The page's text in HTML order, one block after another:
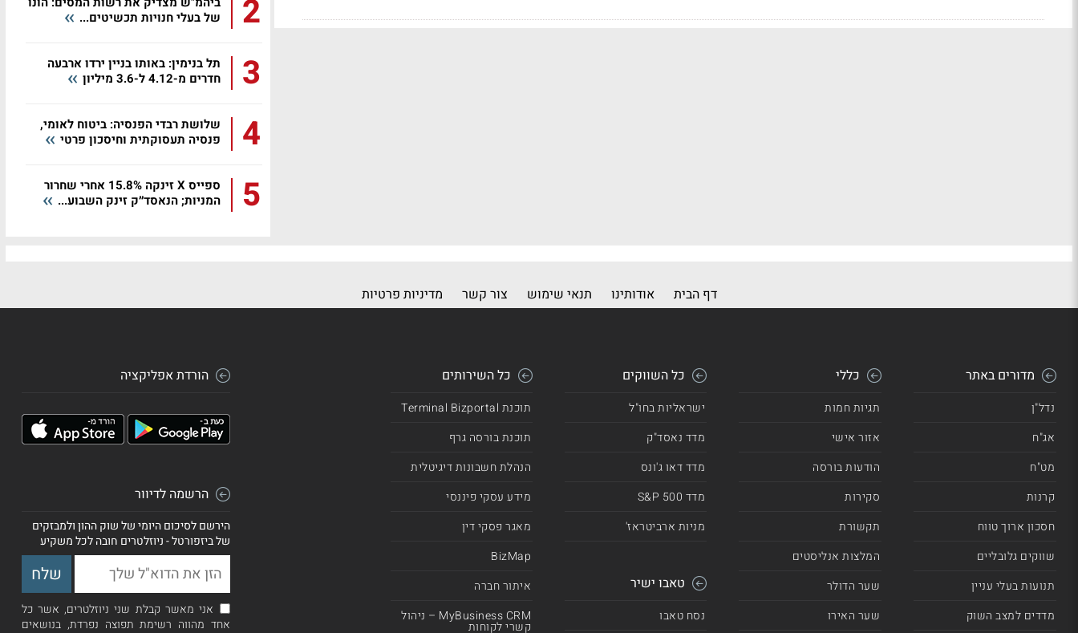
2
של בעלי חנויות תכשיטים...
3
תל בנימין: באותו בניין ירדו ארבעה
חדרים מ-4.12 ל-3.6 מיליון
4
שלושת רבדי הפנסיה: ביטוח לאומי,
פנסיה תעסוקתית וחיסכון פרטי
5
ספייס X זינקה 15.8% אחרי שחרור
המניות; הנאסד״ק זינק השבוע...
דף הבית אודותינו תנאי שימוש צור קשר מדיניות פרטיות
מדורים באתר
נדל"ן
אג"ח
מט"ח
קרנות
חסכון ארוך טווח
שווקים גלובליים
תנועות בעלי עניין
מדדים למצב השוק
כללי
תגיות חמות
אזור אישי
הודעות בורסה
סקירות
תקשורת
המלצות אנליסטים
שער הדולר
שער האירו
כל השווקים
ישראליות בחו"ל
מדד נאסד"ק
מדד דאו ג'ונס
מדד 500 S&P
מניות ארביטראז'
טאבו ישיר
נסח טאבו
כל השירותים
תוכנת Terminal Bizportal
תוכנת בורסה גרף
הנהלת חשבונות דיגיטלית
מידע עסקי פיננסי
מאגר פסקי דין
BizMap
איתור חברה
MyBusiness CRM – ניהול
קשרי לקוחות
הורדת אפליקציה
הרשמה לדיוור
הירשם לסיכום היומי של שוק ההון ולמבזקים
של ביזפורטל - ניוזלטרים חובה לכל משקיע
אני מאשר קבלת שני ניוזלטרים, אשר כל
אחד מהווה רשימת תפוצה נפרדת, בנושאים